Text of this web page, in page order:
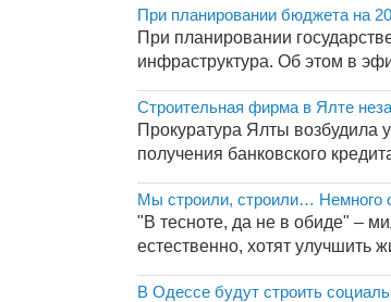
При планировании бюджета на
При планировании
инфраструктура. Об этом в
Строительная фирма в Ялте
Прокуратура Ялты возбудила
получения банковского
Мы строили, строили… Немного
"В тесноте, да не в обиде" –
естественно, хотят улучшить
В Одессе будут строить